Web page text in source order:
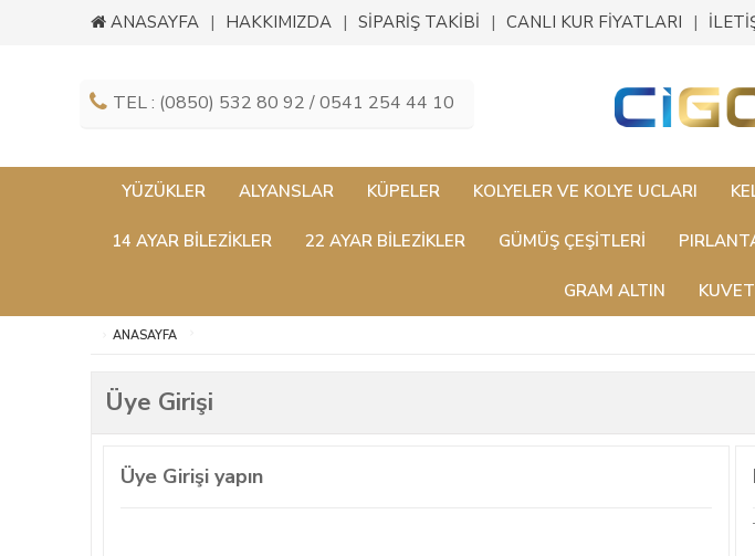
ANASAYFA HAKKIMIZDA SİPARİŞ TAKİBİ CANLI KUR FİYATLARI
TEL : (0850) 532 80 92 / 0541 254 44 10
YÜZÜKLER ALYANSLAR KÜPELER KOLYELER VE KOLYE UCLARI
14 AYAR BILEZIKLER 22 AYAR BILEZIKLER GÜMÜŞ ÇEŞITLERI
GRAM ALTIN
ANASAYFA
Üye Girişi
Üye Girişi yapın